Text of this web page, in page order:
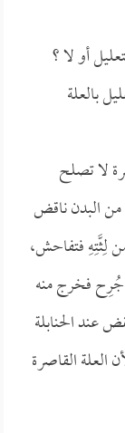
أو لا ؟
بالعلة
لا تصلح
البدن ناقض
لِثَّتِهِ فتفاحش،
جُرِح فخرج منه
عند الحنابلة
العلة القاصرة